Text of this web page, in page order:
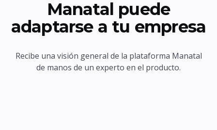
Manatal puede
adaptarse a tu empresa
Recibe una visión general de la plataforma Manatal
de manos de un experto en el producto.